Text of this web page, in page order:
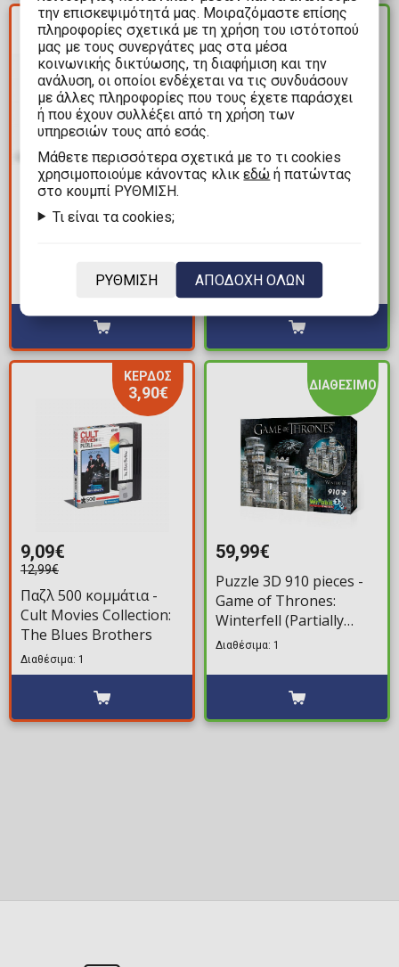
ΚΕΡΔΟΣ
4,80€
7,19€
11,99€
ΔΙΑΘΕΣΙΜΟ
Awakes
Διαθέσιμα: 1
ΚΕΡΔΟΣ
3,90€
9,09€
12,99€
Παζλ 500 κομμάτια -
Cult Movies Collection:
The Blues Brothers
Διαθέσιμα: 1
ΔΙΑΘΕΣΙΜΟ
59,99€
Puzzle 3D 910 pieces -
Game of Thrones:
Winterfell (Partially
Assembled)
Διαθέσιμα: 1
την επισκεψιμότητά μας. Μοιραζόμαστε επίσης
πληροφορίες σχετικά με τη χρήση του ιστότοπού
μας με τους συνεργάτες μας στα μέσα
κοινωνικής δικτύωσης, τη διαφήμιση και την
ανάλυση, οι οποίοι ενδέχεται να τις συνδυάσουν
με άλλες πληροφορίες που τους έχετε παράσχει
ή που έχουν συλλέξει από τη χρήση των
υπηρεσιών τους από εσάς.
Mάθετε περισσότερα σχετικά με το τι cookies
χρησιμοποιούμε κάνοντας κλικεδώ ή πατώντας
στο κουμπί ΡΥΘΜΙΣΗ.
Τι είναι τα cookies;
ΡΥΘΜΙΣΗ ΑΠΟΔΟΧΗ ΟΛΩΝ